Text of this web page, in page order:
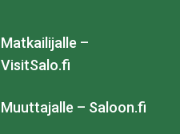
Matkailijalle –
VisitSalo.fi
Muuttajalle – Saloon.fi